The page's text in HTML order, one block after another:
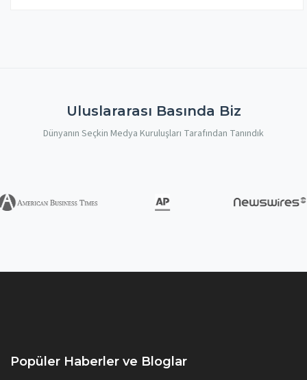
Uluslararası Basında Biz
Dünyanın Seçkin Medya Kuruluşları Tarafından Tanındık
Popüler Haberler ve Bloglar